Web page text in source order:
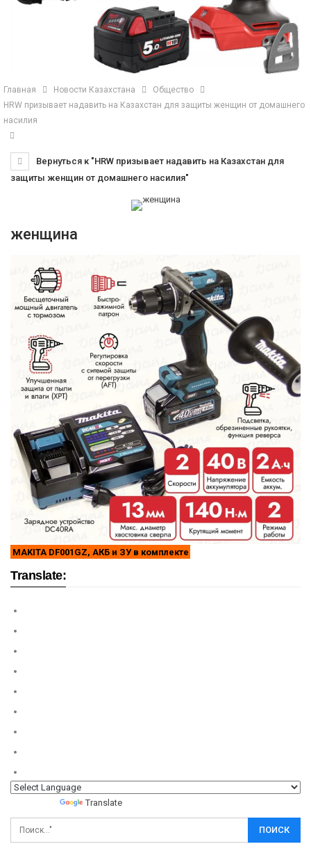
Главная Новости Казахстана
Общество
HRW призывает надавить на Казахстан для защиты женщин от домашнего
насилия
Вернуться к "HRW призывает надавить на Казахстан для
защиты женщин от домашнего насилия"
женщина
MAKITA DF001GZ, АКБ и ЗУ в комплекте
Translate:
Translate